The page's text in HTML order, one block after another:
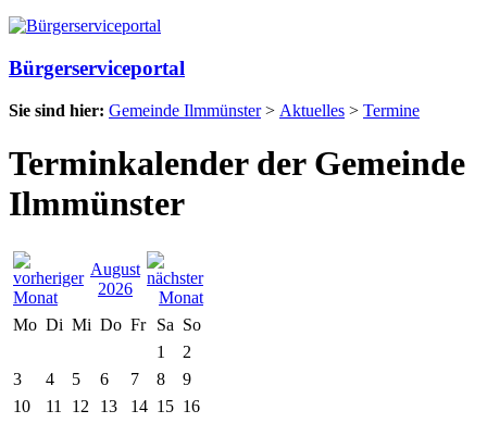
Bürgerserviceportal
Sie sind hier: Gemeinde Ilmmünster> Aktuelles > Termine
Terminkalender der Gemeinde
Ilmmünster
August
2026
Mo Di Mi Do Fr Sa So
1
2
3
4 5 6 7 8
9
10
11 12 13 14 15 16